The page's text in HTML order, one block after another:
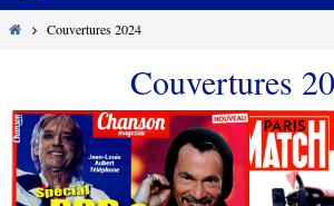
HomeCouvertures 2024
Couvertures